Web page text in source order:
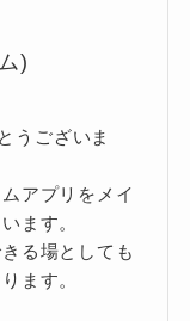
)
うございま
アプリをメイ
ます。
る場としても
ます。